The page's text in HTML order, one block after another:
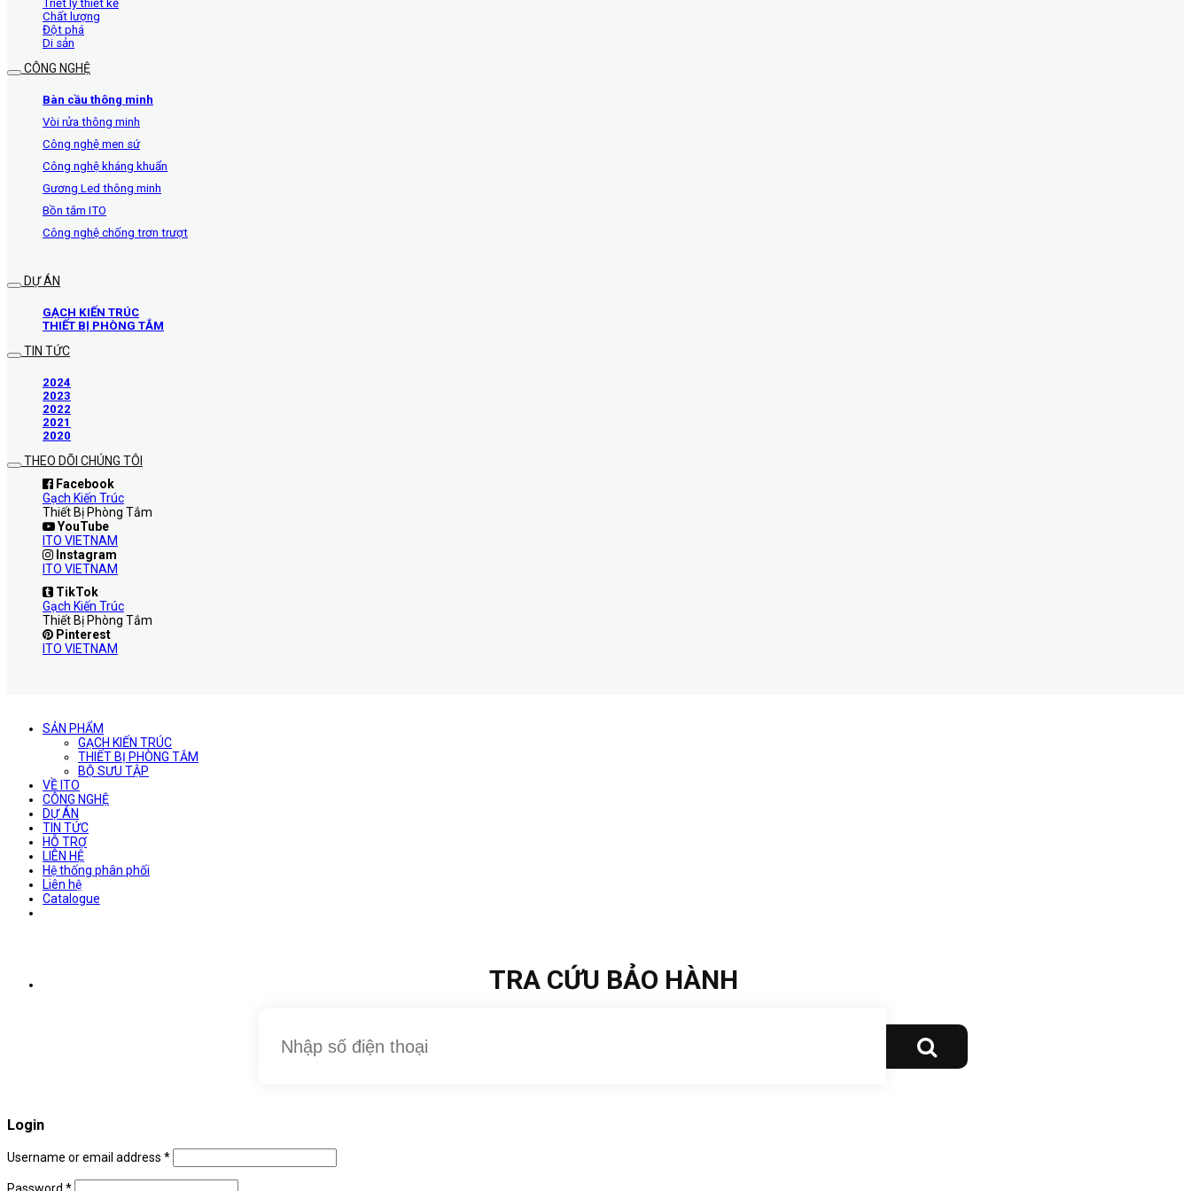
Triết lý thiết kế
Chất lượng
Đột phá
Di sản
CÔNG NGHỆ
Bàn cầu thông minh
Vòi rửa thông minh
Công nghệ men sứ
Công nghệ kháng khuẩn
Gương Led thông minh
Bồn tắm ITO
Công nghệ chống trơn trượt
DỰ ÁN
GẠCH KIẾN TRÚC
THIẾT BỊ PHÒNG TẮM
TIN TỨC
2024
2023
2022
2021
2020
THEO DÕI CHÚNG TÔI
Facebook
Gạch Kiến Trúc
Thiết Bị Phòng Tắm
YouTube
ITO VIETNAM
Instagram
ITO VIETNAM
TikTok
Gạch Kiến Trúc
Thiết Bị Phòng Tắm
Pinterest
ITO VIETNAM
SẢN PHẨM
GẠCH KIẾN TRÚC
THIẾT BỊ PHÒNG TẮM
BỘ SƯU TẬP
VỀ ITO
CÔNG NGHỆ
DỰ ÁN
TIN TỨC
HỖ TRỢ
LIÊN HỆ
Hệ thống phân phối
Liên hệ
Catalogue
TRA CỨU BẢO HÀNH
Login
Username or email address *